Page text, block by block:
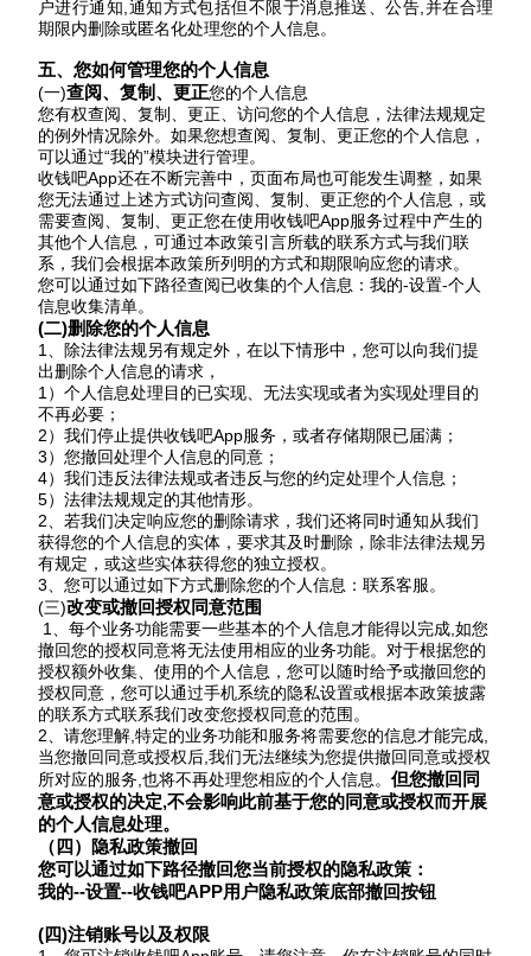
户进行通知,通知方式包括但不限于消息推送、公告,并在合理
期限内删除或匿名化处理您的个人信息。
五、您如何管理您的个人信息
(一)查阅、复制、更正您的个人信息
您有权查阅、复制、更正、访问您的个人信息，法律法规规定
的例外情况除外。如果您想查阅、复制、更正您的个人信息，
可以通过“我的”模块进行管理。
收钱吧App还在不断完善中，页面布局也可能发生调整，如果
您无法通过上述方式访问查阅、复制、更正您的个人信息，或
需要查阅、复制、更正您在使用收钱吧App服务过程中产生的
其他个人信息，可通过本政策引言所载的联系方式与我们联
系，我们会根据本政策所列明的方式和期限响应您的请求。
您可以通过如下路径查阅已收集的个人信息：我的-设置-个人
信息收集清单。
(二)删除您的个人信息
1、除法律法规另有规定外，在以下情形中，您可以向我们提
出删除个人信息的请求，
1）个人信息处理目的已实现、无法实现或者为实现处理目的
不再必要；
2）我们停止提供收钱吧App服务，或者存储期限已届满；
3）您撤回处理个人信息的同意；
4）我们违反法律法规或者违反与您的约定处理个人信息；
5）法律法规规定的其他情形。
2、若我们决定响应您的删除请求，我们还将同时通知从我们
获得您的个人信息的实体，要求其及时删除，除非法律法规另
有规定，或这些实体获得您的独立授权。
3、您可以通过如下方式删除您的个人信息：联系客服。
(三)改变或撤回授权同意范围
1、 每个业务功能需要一些基本的个人信息才能得以完成 ,如您
撤回您的授权同意将无法使用相应的业务功能。对于根据您的
授权额外收集、使用的个人信息，您可以随时给予或撤回您的
授权同意，您可以通过手机系统的隐私设置或根据本政策披露
的联系方式联系我们改变您授权同意的范围。
2、请您理解,特定的业务功能和服务将需要您的信息才能完成,
当您撤回同意或授权后,我们无法继续为您提供撤回同意或授权
所对应的服务,也将不再处理您相应的个人信息。 但您撤回同
意或授权的决定,不会影响此前基于您的同意或授权而开展
的个人信息处理。
（四）隐私政策撤回
您可以通过如下路径撤回您当前授权的隐私政策：
我的--设置--收钱吧APP用户隐私政策底部撤回按钮
(四)注销账号以及权限